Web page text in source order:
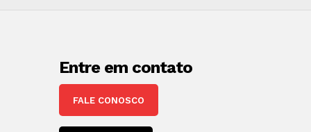
Entre em contato
FALE CONOSCO